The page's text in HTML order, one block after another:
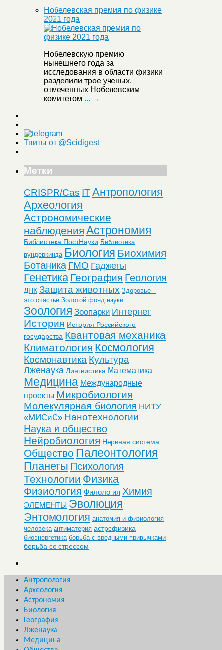
Нобелевская премия по физике
2021 года
Нобелевскую премию
нынешнего года за
исследования в области физики
разделили трое ученых,
отмеченных Нобелевским
комитетом ... →
Твиты от @Scidigest
Метки
CRISPR/Cas ITАнтропология
Археология
Астрономические
наблюдения Астрономия
Библиотека ПостНауки Библиотека
вундеркинда Биология Биохимия
Ботаника ГМО Гаджеты
Генетика География Геология
ДНК Защита животных Здоровье –
это счастье Золотой фонд науки
Зоология Зоопарки Интернет
История История Российского
государства Квантовая механика
Климатология Космология
Космонавтика Культура
Лженаука Лингвистика Математика
Медицина Международные
проекты Микробиология
Молекулярная биология НИТУ
«МИСиС» Нанотехнологии
Наука и общество
Нейробиология Нервная система
Общество Палеонтология
Планеты Психология
Технологии Физика
Физиология Филология Химия
ЭЛЕМЕНТЫ Эволюция
Энтомология анатомия и физиология
человека антиматерия астрофизика
биоэнергетика борьба с вредными привычками
борьба со стрессом
Антропология
Археология
Астрономия
Биология
География
Лженаука
Медицина